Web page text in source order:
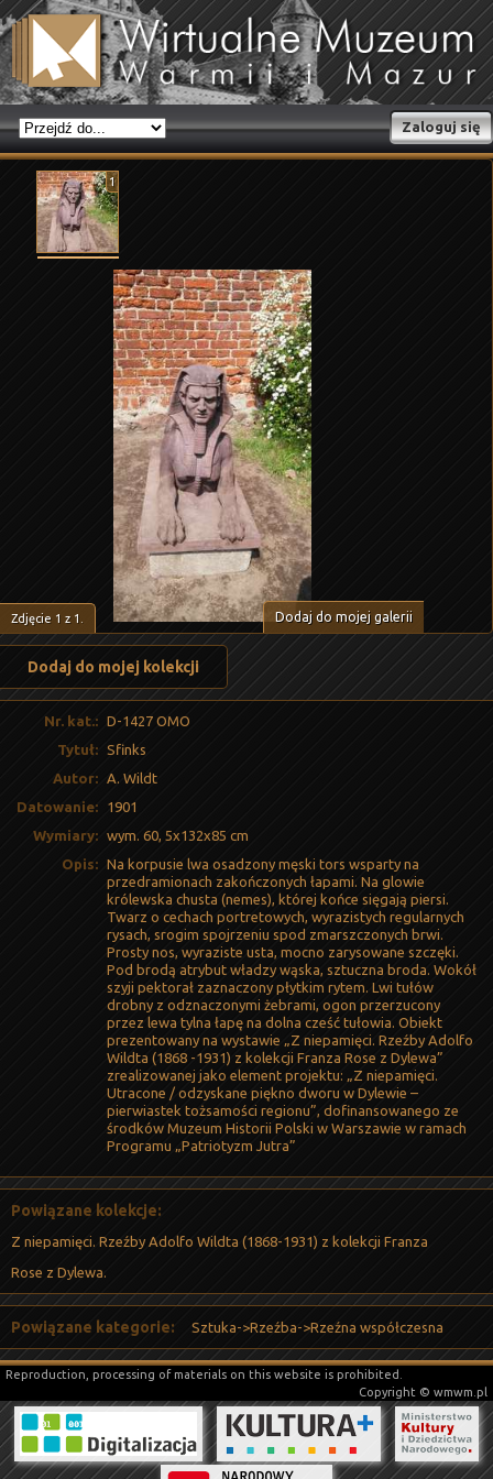
Zaloguj się
1
Dodaj do mojej galerii
Zdjęcie 1 z 1
Dodaj do mojej kolekcji
Nr. kat.: D-1427 OMO
Tytuł: Sfinks
Autor: A. Wildt
Datowanie:
1901
Wymiary: wym. 60, 5x132x85 cm
Opis: Na korpusie lwa osadzony męski tors wsparty na
przedramionach zakończonych łapami. Na glowie
królewska chusta (nemes), której końce sięgają piersi.
Twarz o cechach portretowych, wyrazistych regularnych
rysach, srogim spojrzeniu spod zmarszczonych brwi.
Prosty nos, wyraziste usta, mocno zarysowane szczęki.
Pod brodą atrybut władzy wąska, sztuczna broda. Wokół
szyji pektorał zaznaczony płytkim rytem. Lwi tułów
drobny z odznaczonymi żebrami, ogon przerzucony
przez lewa tylna łapę na dolna cześć tułowia. Obiekt
prezentowany na wystawie „Z niepamięci. Rzeźby Adolfo
Wildta (1868 -1931) z kolekcji Franza Rose z Dylewa”
zrealizowanej jako element projektu: „Z niepamięci.
Utracone / odzyskane piękno dworu w Dylewie –
pierwiastek tożsamości regionu”, dofinansowanego ze
środków Muzeum Historii Polski w Warszawie w ramach
Programu „Patriotyzm Jutra”
Powiązane kolekcje:
Z niepamięci. Rzeźby Adolfo Wildta (1868-1931) z kolekcji Franza
Rose z Dylewa.
Powiązane kategorie: Sztuka->Rzeźba->Rzeźna współczesna
Reproduction, processing of materials on this website is prohibited.
Copyright © wmwm.pl